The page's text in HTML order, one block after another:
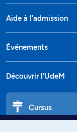
Aide à l'admission
Événements
Découvrir l'UdeM
Cursus